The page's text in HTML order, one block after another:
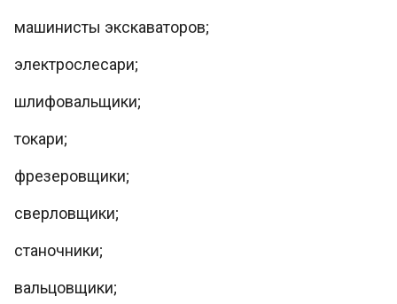
машинисты экскаваторов;
электрослесари;
шлифовальщики;
токари;
фрезеровщики;
сверловщики;
станочники;
вальцовщики;